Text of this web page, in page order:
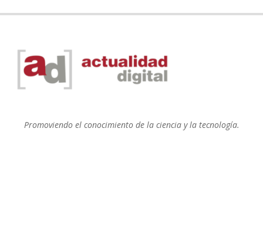
Promoviendo el conocimiento de la ciencia y la tecnología.